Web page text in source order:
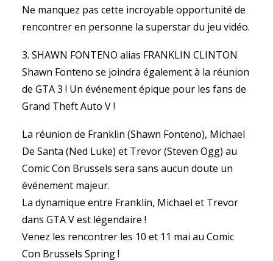
Ne manquez pas cette incroyable opportunité de
rencontrer en personne la superstar du jeu vidéo.
3. SHAWN FONTENO alias FRANKLIN CLINTON
Shawn Fonteno se joindra également à la réunion
de GTA 3 ! Un événement épique pour les fans de
Grand Theft Auto V !
La réunion de Franklin (Shawn Fonteno), Michael
De Santa (Ned Luke) et Trevor (Steven Ogg) au
Comic Con Brussels sera sans aucun doute un
événement majeur.
La dynamique entre Franklin, Michael et Trevor
dans GTA V est légendaire !
Venez les rencontrer les 10 et 11 mai au Comic
Con Brussels Spring !